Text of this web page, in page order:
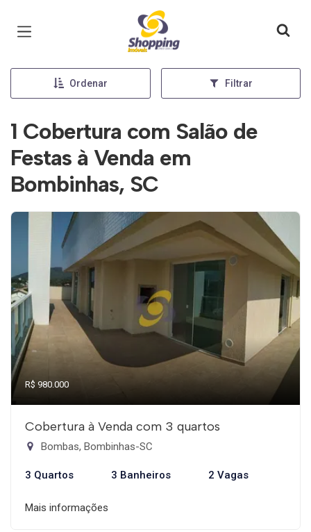
Página inicial
Ordenar Filtrar
1 Cobertura com Salão de
Festas à Venda em
Bombinhas, SC
R$ 980.000
Cobertura à Venda com 3 quartos
Bombas, Bombinhas-SC
3 Quartos 3 Banheiros 2 Vagas
Mais informações